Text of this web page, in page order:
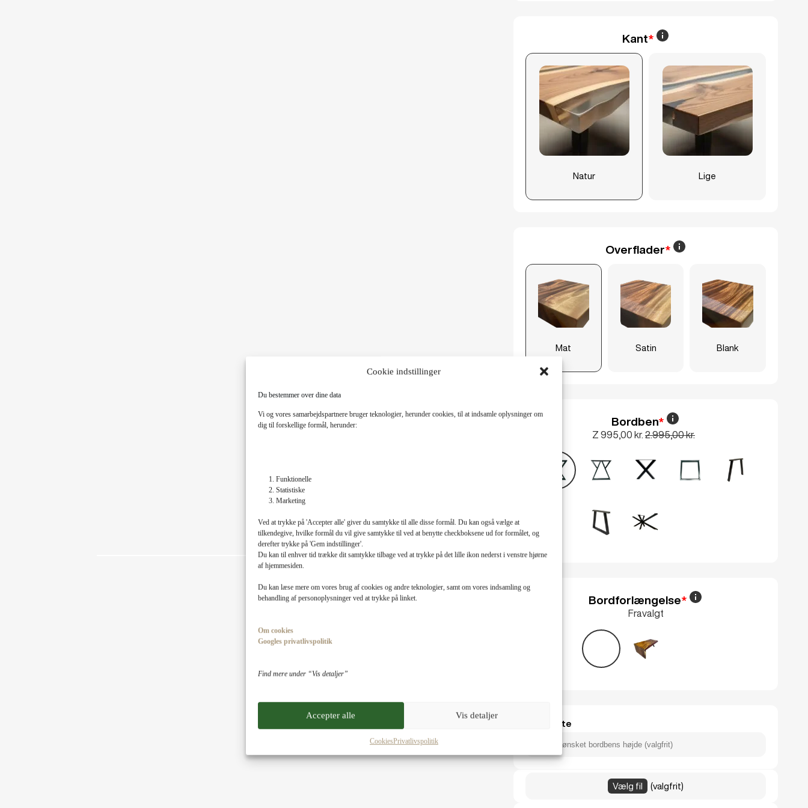
Cookie indstillinger
Du bestemmer over dine data
Vi og vores samarbejdspartnere bruger teknologier, herunder cookies, til at indsamle oplysninger om
dig til forskellige formål, herunder:
Funktionelle
Statistiske
Marketing
Ved at trykke på 'Accepter alle' giver du samtykke til alle disse formål. Du kan også vælge at
tilkendegive, hvilke formål du vil give samtykke til ved at benytte checkboksene ud for formålet, og
derefter trykke på 'Gem indstillinger'.
Du kan til enhver tid trække dit samtykke tilbage ved at trykke på det lille ikon nederst i venstre hjørne
af hjemmesiden.
Du kan læse mere om vores brug af cookies og andre teknologier, samt om vores indsamling og
behandling af personoplysninger ved at trykke på linket.
Om cookies
Googles privatlivspolitik
Find mere under “Vis detaljer”
Accepter alle Vis detaljer
CookiesPrivatlivspolitik
Kant*
Natur Lige
Overflader*
Mat Satin Blank
Bordben*
Z 995,00 kr. 2.995,00 kr.
Bordforlængelse*
Fravalgt
Tilføj note
Vælg fil (valgfrit)